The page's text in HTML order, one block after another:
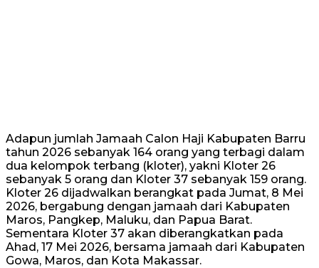
Adapun jumlah Jamaah Calon Haji Kabupaten Barru
tahun 2026 sebanyak 164 orang yang terbagi dalam
dua kelompok terbang (kloter), yakni Kloter 26
sebanyak 5 orang dan Kloter 37 sebanyak 159 orang.
Kloter 26 dijadwalkan berangkat pada Jumat, 8 Mei
2026, bergabung dengan jamaah dari Kabupaten
Maros, Pangkep, Maluku, dan Papua Barat.
Sementara Kloter 37 akan diberangkatkan pada
Ahad, 17 Mei 2026, bersama jamaah dari Kabupaten
Gowa, Maros, dan Kota Makassar.